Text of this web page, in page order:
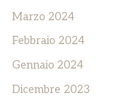
Marzo 2024
Febbraio 2024
Gennaio 2024
Dicembre 2023